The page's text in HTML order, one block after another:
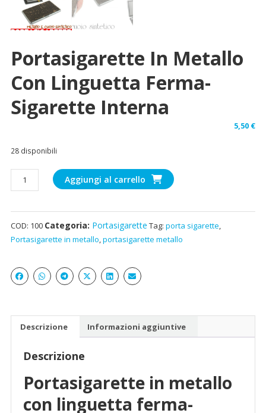
Portasigarette In Metallo
Con Linguetta Ferma-
Sigarette Interna
5,50 €
28 disponibili
Portasigarette
in
linguetta
ferma-
interna
quantità
Aggiungi al carrello
COD: 100 Categoria: Portasigarette Tag: porta sigarette,
Portasigarette in metallo,portasigarette metallo
Descrizione Informazioni aggiuntive
Descrizione
Portasigarette in metallo
con linguetta ferma-